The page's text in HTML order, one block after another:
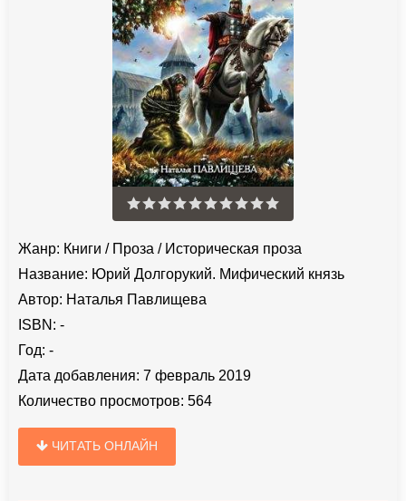
Жанр: Книги / Проза / Историческая проза
Название: Юрий Долгорукий. Мифический князь
Автор: Наталья Павлищева
ISBN: -
Год: -
Дата добавления: 7 февраль 2019
Количество просмотров: 564
ЧИТАТЬ ОНЛАЙН